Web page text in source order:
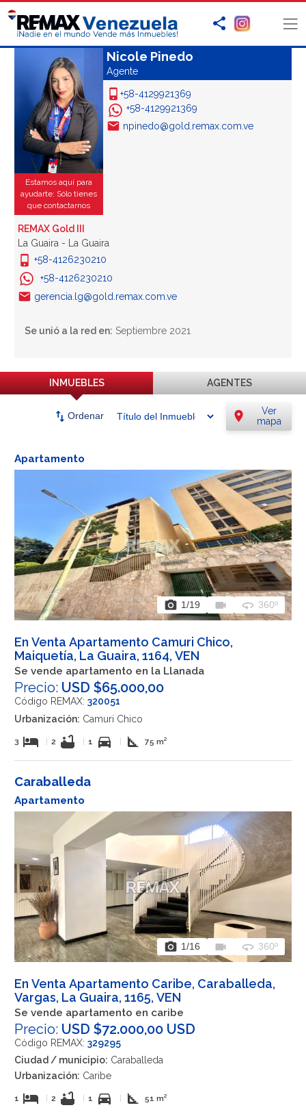
Estamos aquí para
ayudarte: Sólo tienes
que contactarnos
Nicole Pinedo
Agente
+58-4129921369
+58-4129921369
npinedo@gold.remax.com.ve
REMAX Gold III
La Guaira - La Guaira
+58-4126230210
+58-4126230210
gerencia.lg@gold.remax.com.ve
Se unió a la red en: Septiembre 2021
INMUEBLES AGENTES
swap_vert Ordenar location_on
Ver
mapa
Apartamento
photo_camera 1/19 videocam 360 360º
En Venta Apartamento Camuri Chico,
Maiquetía, La Guaira, 1164, VEN
Se vende apartamento en la Llanada
Precio: USD $65.000,00
Código REMAX: 320051
Urbanización: Camuri Chico
3 hotel 2 bathtub 1 directions_car square_foot 75 m²
Caraballeda
Apartamento
photo_camera 1/16 videocam 360 360º
En Venta Apartamento Caribe, Caraballeda,
Vargas, La Guaira, 1165, VEN
Se vende apartamento en caribe
Precio: USD $72.000,00 USD
Código REMAX: 329295
Ciudad / municipio: Caraballeda
Urbanización: Caribe
1 hotel 2 bathtub 1 directions_car square_foot 51 m²